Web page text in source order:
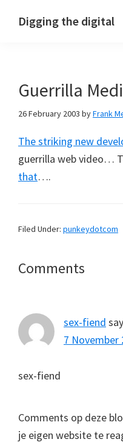
Digging the digital
Guerrilla
26 February 2003 byFrank
The striking new
guerrilla web video…
that….
Filed Under: punkeydotcom
Reader
Comments
sex-fiend
7 November
sex-fiend
Comments op deze
je eigen website te